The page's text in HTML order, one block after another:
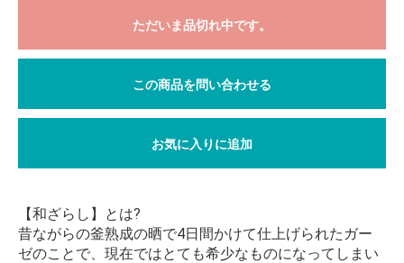
ただいま品切れ中です。
この商品を問い合わせる
お気に入りに追加
【和ざらし】とは?
昔ながらの釜熟成の晒で4日間かけて仕上げられたガー
ゼのことで、現在ではとても希少なものになってしまい